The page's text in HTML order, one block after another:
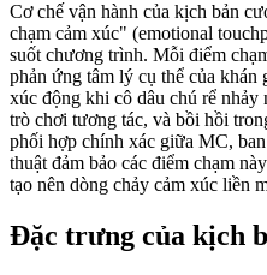
Cơ chế vận hành của kịch bản
chạm cảm xúc" (emotional
suốt chương trình. Mỗi điểm
phản ứng tâm lý cụ thể của
xúc động khi cô dâu chú rể nhảy
trò chơi tương tác, và bồi hồi
phối hợp chính xác giữa MC,
thuật đảm bảo các điểm chạm
tạo nên dòng chảy cảm xúc liền
Đặc trưng của kịch